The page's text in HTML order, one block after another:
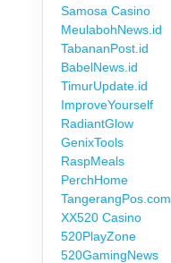
Samosa Casino
MeulabohNews.id
TabananPost.id
BabelNews.id
TimurUpdate.id
ImproveYourself
RadiantGlow
GenixTools
RaspMeals
PerchHome
TangerangPos.com
XX520 Casino
520PlayZone
520GamingNews